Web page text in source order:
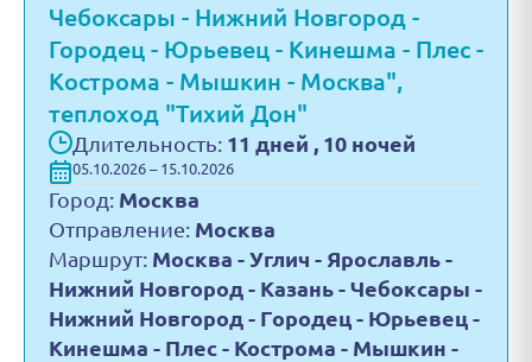
Чебоксары - Нижний Новгород -
Городец - Юрьевец - Кинешма - Плес -
Кострома - Мышкин - Москва",
теплоход "Тихий Дон"
Длительность: 11 дней , 10 ночей
05.10.2026 – 15.10.2026
Город: Москва
Отправление: Москва
Маршрут: Москва - Углич - Ярославль -
Нижний Новгород - Казань - Чебоксары -
Нижний Новгород - Городец - Юрьевец -
Кинешма - Плес - Кострома - Мышкин -